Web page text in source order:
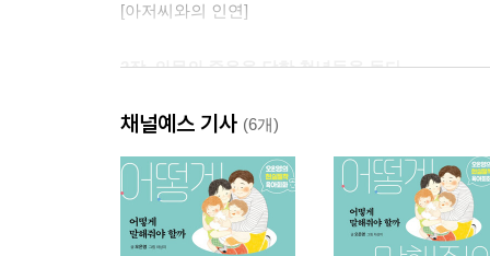
[아저씨와의 인연]
2장. 의문의 죽음을 당한 청년들을 돕다
죽음 뒤 벌어진 수상한 일들
안방으로 숨어든 남자
진실을 위해 백방으로 뛰어다니다
국회로 간 정연관 상병 사망 사건
통한의 십칠 년
채널예스 기사 (6개)